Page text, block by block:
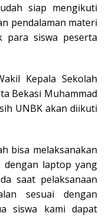
siap mengikuti
pendalaman materi
para siswa peserta
Kepala Sekolah
Bekasi Muhammad
UNBK akan diikuti
bisa melaksanakan
dengan laptop yang
saat pelaksanaan
sesuai dengan
siswa kami dapat